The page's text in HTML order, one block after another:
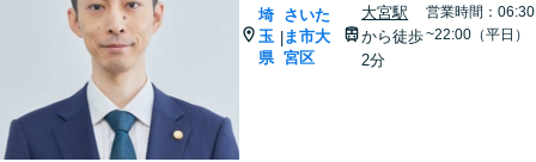
埼
玉
県
|
さいた
ま市大
宮区
大宮駅
から徒歩
2分
営業時間：06:30
~22:00（平日）